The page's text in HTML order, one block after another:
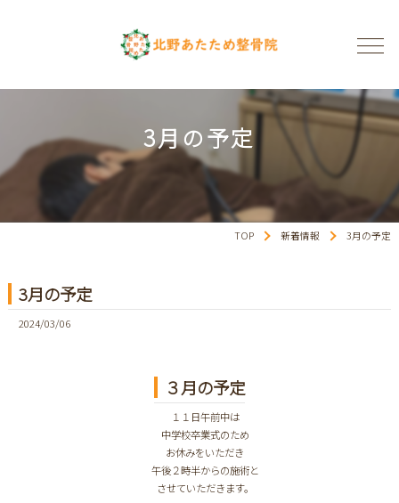
3月の予定
TOP 新着情報 3月の予定
3月の予定
2024/03/06
３月の予定
１１日午前中は
中学校卒業式のため
お休みをいただき
午後２時半からの施術と
させていただきます。